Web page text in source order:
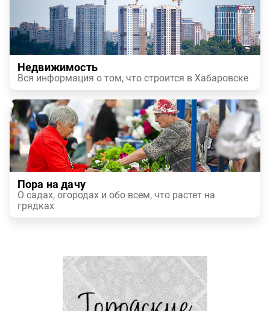
Недвижимость
Вся информация о том, что строится в Хабаровске
Пора на дачу
О садах, огородах и обо всем, что растет на
грядках